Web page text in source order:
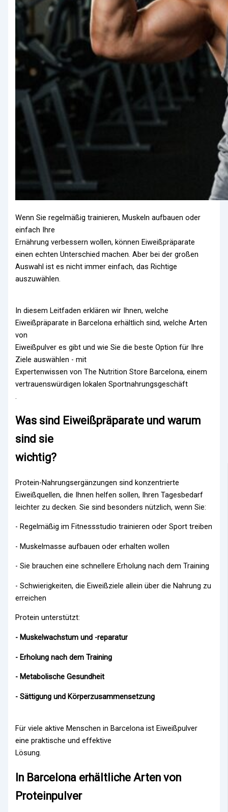
Wenn Sie regelmäßig trainieren, Muskeln aufbauen oder
einfach Ihre
Ernährung verbessern wollen, können Eiweißpräparate
einen echten Unterschied machen. Aber bei der großen
Auswahl ist es nicht immer einfach, das Richtige
auszuwählen.
In diesem Leitfaden erklären wir Ihnen, welche
Eiweißpräparate in Barcelona erhältlich sind, welche Arten
von
Eiweißpulver es gibt und wie Sie die beste Option für Ihre
Ziele auswählen - mit
Expertenwissen von The Nutrition Store Barcelona, einem
vertrauenswürdigen lokalen Sportnahrungsgeschäft
.
Was sind Eiweißpräparate und warum
sind sie
wichtig?
Protein-Nahrungsergänzungen sind konzentrierte
Eiweißquellen, die Ihnen helfen sollen, Ihren Tagesbedarf
leichter zu decken. Sie sind besonders nützlich, wenn Sie:
- Regelmäßig im Fitnessstudio trainieren oder Sport treiben
- Muskelmasse aufbauen oder erhalten wollen
- Sie brauchen eine schnellere Erholung nach dem Training
- Schwierigkeiten, die Eiweißziele allein über die Nahrung zu
erreichen
Protein unterstützt:
- Muskelwachstum und -reparatur
- Erholung nach dem Training
- Metabolische Gesundheit
- Sättigung und Körperzusammensetzung
Für viele aktive Menschen in Barcelona ist Eiweißpulver
eine praktische und effektive
Lösung.
In Barcelona erhältliche Arten von
Proteinpulver